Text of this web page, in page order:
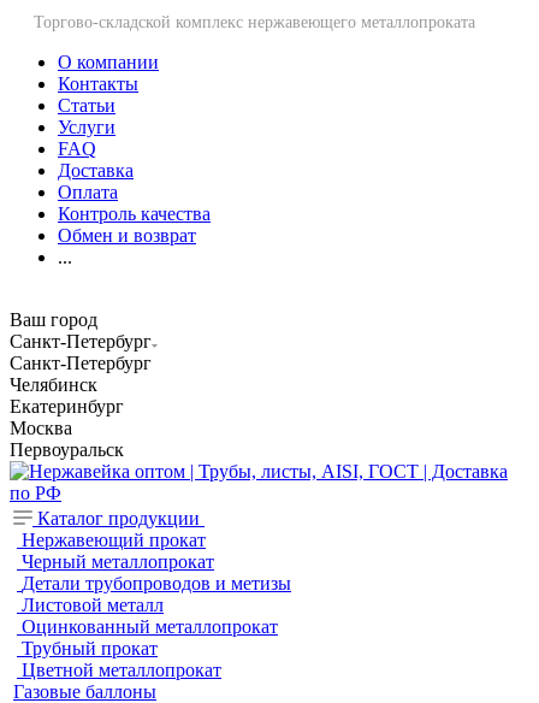
Торгово-складской комплекс нержавеющего металлопроката
О компании
Контакты
Статьи
Услуги
FAQ
Доставка
Оплата
Контроль качества
Обмен и возврат
...
Ваш город
Санкт-Петербург
Санкт-Петербург
Челябинск
Екатеринбург
Москва
Первоуральск
Каталог продукции
Нержавеющий прокат
Черный металлопрокат
Детали трубопроводов и метизы
Листовой металл
Оцинкованный металлопрокат
Трубный прокат
Цветной металлопрокат
Газовые баллоны